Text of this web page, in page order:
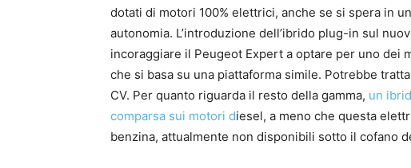
dotati di motori 100% elettrici, anche se si spera in
autonomia. L’introduzione dell’ibrido plug-in sul
incoraggiare il Peugeot Expert a optare per uno dei
che si basa su una piattaforma simile. Potrebbe
CV. Per quanto riguarda il resto della gamma, un
comparsa sui motori diesel, a meno che questa
benzina, attualmente non disponibili sotto il cofano